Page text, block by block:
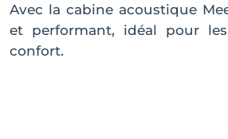
Avec la cabine acoustique
et performant, idéal pour
confort.